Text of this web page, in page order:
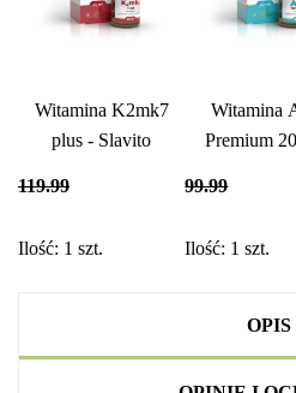
Witamina K2mk7
plus - Slavito
119.99
Ilość: 1 szt.
Witamina
Premium
99.99
Ilość: 1szt.
OPIS